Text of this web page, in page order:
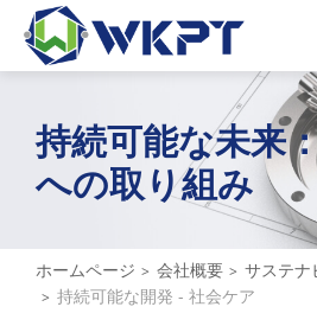
持続可能な未来
への取り組み
ホームページ 会社概要
サステナ
持続可能な開発 - 社会ケア
繁體中文 English
製品
ソリューション
機械加工サービス